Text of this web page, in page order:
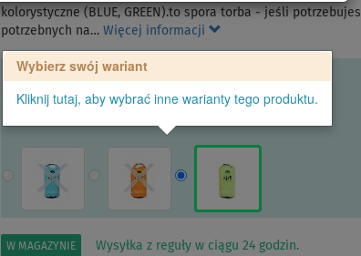
kolorystyczne (BLUE, GREEN).to spora torba - jeśli
potrzebnych na… Więcej informacji
Wybierz swój wariant
Kliknij tutaj, aby wybrać inne warianty tego produktu.
W MAGAZYNIE Wysyłka z reguły w ciągu 24 godzin.